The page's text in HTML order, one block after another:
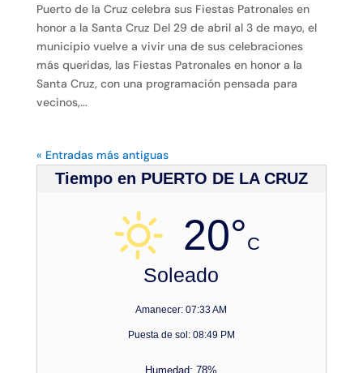
Puerto de la Cruz celebra sus Fiestas Patronales en
honor a la Santa Cruz Del 29 de abril al 3 de mayo, el
municipio vuelve a vivir una de sus celebraciones
más queridas, las Fiestas Patronales en honor a la
Santa Cruz, con una programación pensada para
vecinos,...
« Entradas más antiguas
Tiempo en PUERTO DE LA CRUZ
20°C
Soleado
Amanecer: 07:33 AM
Puesta de sol: 08:49 PM
Humedad: 78%